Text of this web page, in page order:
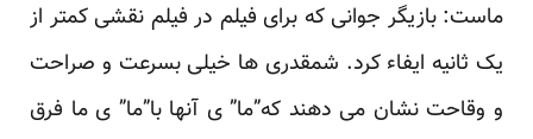
ماست: بازیگر جوانی که برای فیلم در فیلم نقشی کمتر از
یک ثانیه ایفاء کرد. شمقدری ها خیلی بسرعت و صراحت
و وقاحت نشان می دهند که”ما” ی آنها با”ما” ی ما فرق